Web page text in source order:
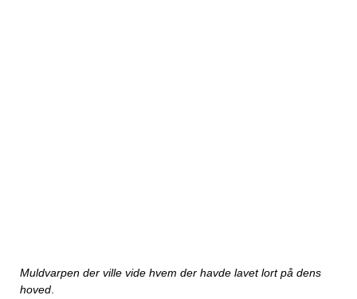
Muldvarpen der ville vide hvem der havde lavet lort på dens
hoved